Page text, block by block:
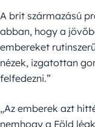
A brit származású
abban, hogy a
embereket
nézek, izgatottan
felfedezni.”
„Az emberek azt
nemhogy a Föld